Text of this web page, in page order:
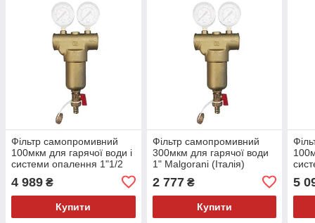
Фільтр самопромивний
100мкм для гарячої води і
системи опалення 1"1/2
4 989 ₴
Купити
Фільтр самопромивний
300мкм для гарячої води
1" Malgorani (Італія)
2 777₴
Купити
5